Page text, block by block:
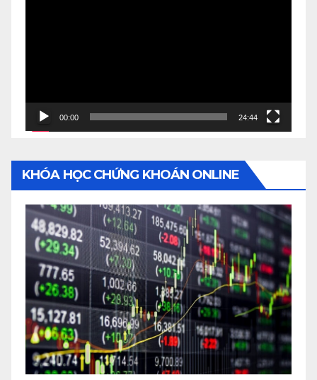
00:00 24:44
KHÓA HỌC CHỨNG KHOÁN ONLINE